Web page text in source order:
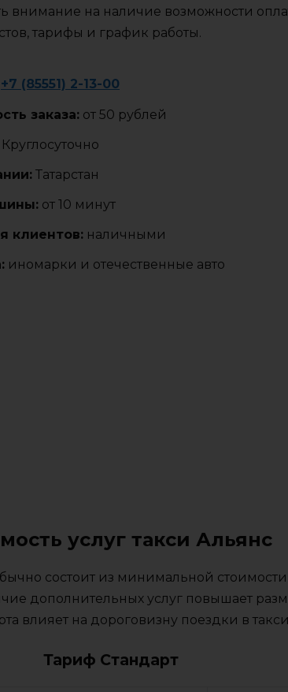
внимание на наличие возможности
тарифы и график работы.
+7 (85551) 2-13-00
заказа: от 50 рублей
Круглосуточно
Татарстан
от 10 минут
клиентов: наличными
иномарки и отечественные авто
услуг такси Альянс
состоит из минимальной
дополнительных услуг повышает
влияет на дороговизну поездки в
Тариф Стандарт